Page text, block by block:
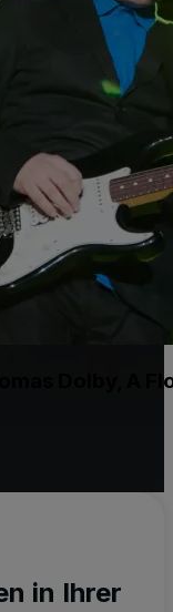
Dolby, A
in Ihrer